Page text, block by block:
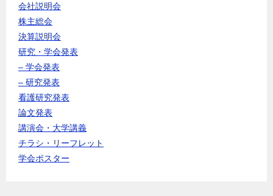
会社説明会
株主総会
決算説明会
研究・学会発表
– 学会発表
– 研究発表
看護研究発表
論文発表
講演会・大学講義
チラシ・リーフレット
学会ポスター